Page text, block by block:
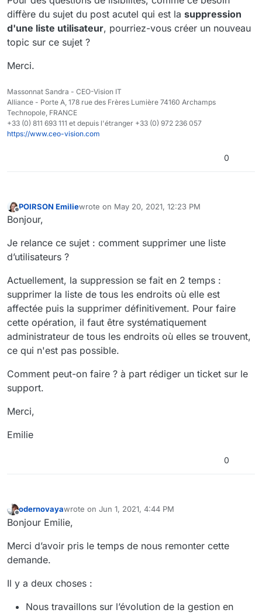
diffère du sujet du post acutel qui est la suppression
d'une liste utilisateur, pourriez-vous créer un nouveau
topic sur ce sujet ?
Merci.
Massonnat Sandra - CEO-Vision IT
Alliance - Porte A, 178 rue des Frères Lumière 74160 Archamps
Technopole, FRANCE
+33 (0) 811 693 111 et depuis l'étranger +33 (0) 972 236 057
https://www.ceo-vision.com
0
Offline
POIRSON Emiliewrote on May 20, 2021, 12:23 PM
last edited by
Bonjour,
Je relance ce sujet : comment supprimer une liste
d’utilisateurs ?
Actuellement, la suppression se fait en 2 temps :
supprimer la liste de tous les endroits où elle est
affectée puis la supprimer définitivement. Pour faire
cette opération, il faut être systématiquement
administrateur de tous les endroits où elles se trouvent,
ce qui n'est pas possible.
Comment peut-on faire ? à part rédiger un ticket sur le
support.
Merci,
Emilie
0
Offline
odernovayawrote on Jun 1, 2021, 4:44 PM
last edited by
Bonjour Emilie,
Merci d’avoir pris le temps de nous remonter cette
demande.
Il y a deux choses :
Nous travaillons sur l’évolution de la gestion en